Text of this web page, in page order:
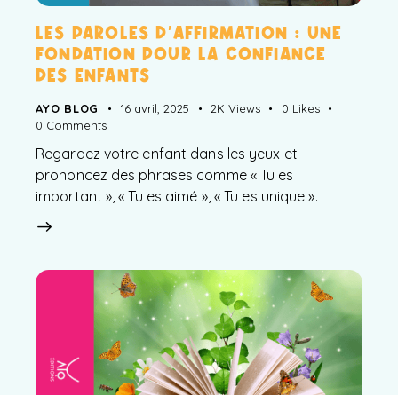
LES PAROLES D’AFFIRMATION : UNE
FONDATION POUR LA CONFIANCE
DES ENFANTS
AYO BLOG 16 avril, 2025 2K Views 0 Likes
0 Comments
Regardez votre enfant dans les yeux et
prononcez des phrases comme « Tu es
important », « Tu es aimé », « Tu es unique ».